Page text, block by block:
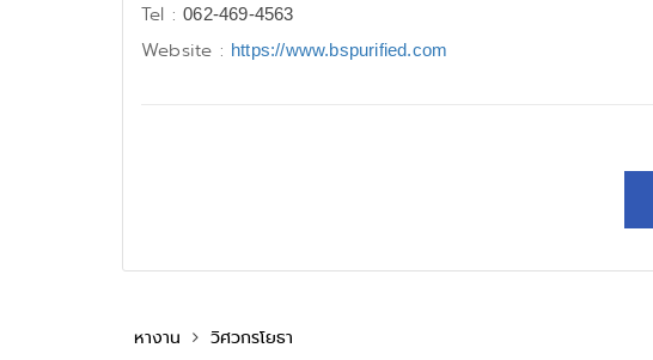
Tel :062-469-4563
Website : https://www.bspurified.com
หางาน วิศวกรโยธา